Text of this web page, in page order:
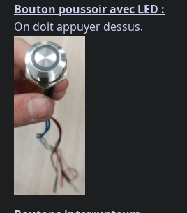
Bouton poussoir avec LED :
On doit appuyer dessus.